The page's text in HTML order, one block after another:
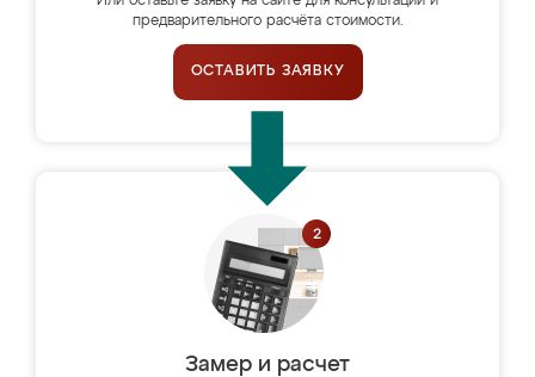
предварительного расчёта стоимости.
ОСТАВИТЬ ЗАЯВКУ
Замер и расчет